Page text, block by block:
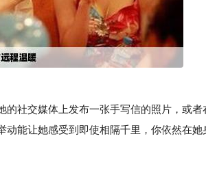
社交媒体上发布一张手写信的照片，或者
能让她感受到即使相隔千里，你依然在她